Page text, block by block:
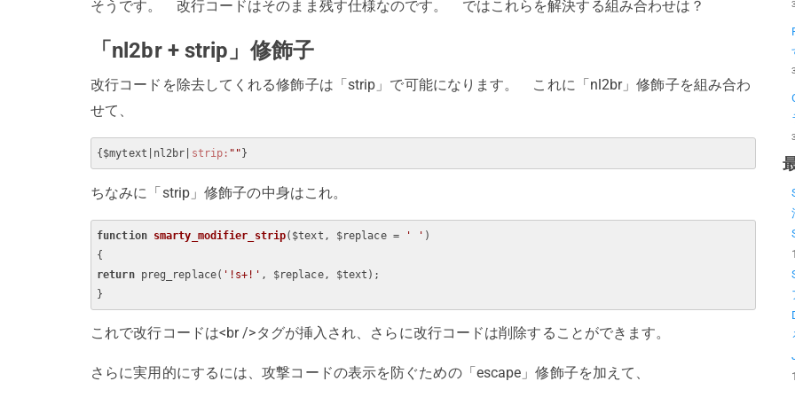
そうです。 改行コードはそのまま残す仕様なのです。 ではこれらを解決する組み合わせは？
「nl2br + strip」修飾子
改行コードを除去してくれる修飾子は「strip」で可能になります。 これに「nl2br」修飾子を組み合わ
せて、
{$mytext |nl2br| strip: ""
ちなみに「strip」修飾子の中身はこれ。
function smarty_modifier_strip($text, $replace = ' ' )
return preg_replace( '!s+!' , $replace, $text);
これで改行コードは<br />タグが挿入され、さらに改行コードは削除することができます。
さらに実用的にするには、攻撃コードの表示を防ぐための「escape」修飾子を加えて、